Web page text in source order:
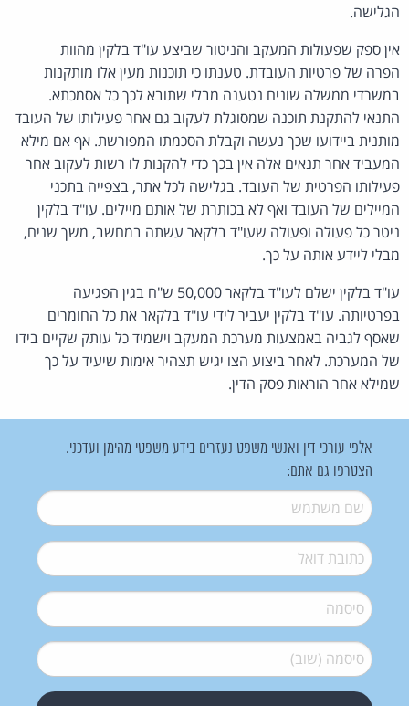
הגלישה.
אין ספק שפעולות המעקב והניטור שביצע עו"ד בלקין מהוות
הפרה של פרטיות העובדת. טענתו כי תוכנות מעין אלו מותקנות
במשרדי ממשלה שונים נטענה מבלי שתובא לכך כל אסמכתא.
התנאי להתקנת תוכנה שמסוגלת לעקוב גם אחר פעילותו של העובד
מותנית ביידועו שכך נעשה וקבלת הסכמתו המפורשת. אף אם מילא
המעביד אחר תנאים אלה אין בכך כדי להקנות לו רשות לעקוב אחר
פעילותו הפרטית של העובד. בגלישה לכל אתר, בצפייה בתכני
המיילים של העובד ואף לא בכותרת של אותם מיילים. עו"ד בלקין
ניטר כל פעולה ופעולה שעו"ד בלקאר עשתה במחשב, משך שנים,
מבלי ליידע אותה על כך.
עו"ד בלקין ישלם לעו"ד בלקאר 50,000 ש"ח בגין הפגיעה
בפרטיותה. עו"ד בלקין יעביר לידי עו"ד בלקאר את כל החומרים
שאסף לגביה באמצעות מערכת המעקב וישמיד כל עותק שקיים בידו
של המערכת. לאחר ביצוע הצו יגיש תצהיר אימות שיעיד על כך
שמילא אחר הוראות פסק הדין.
אלפי עורכי דין ואנשי משפט נעזרים בידע משפטי מהימן ועדכני.
הצטרפו גם אתם:
שם משתמש*
דואל*
סיסמה*
סיסמה (שוב)*